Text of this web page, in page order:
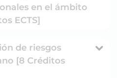
en el ámbito
ECTS]
de riesgos
[8 Créditos